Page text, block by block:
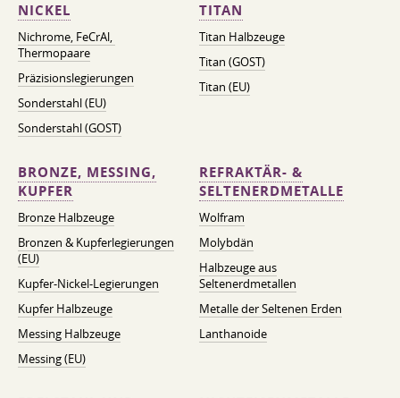
NICKEL
Nichrome, FeСrAl, ​​
Thermopaare
Präzisionslegierungen
Sonderstahl (EU)
Sonderstahl (GOST)
TITAN
Titan Halbzeuge
Titan (GOST)
Titan (EU)
BRONZE, MESSING,
KUPFER
Bronze Halbzeuge
Bronzen & Kupferlegierungen
(EU)
Kupfer-Nickel-Legierungen
Kupfer Halbzeuge
Messing Halbzeuge
Messing (EU)
REFRAKTÄR- &
SELTENERDMETALLE
Wolfram
Molybdän
Halbzeuge aus
Seltenerdmetallen
Metalle der Seltenen Erden
Lanthanoide